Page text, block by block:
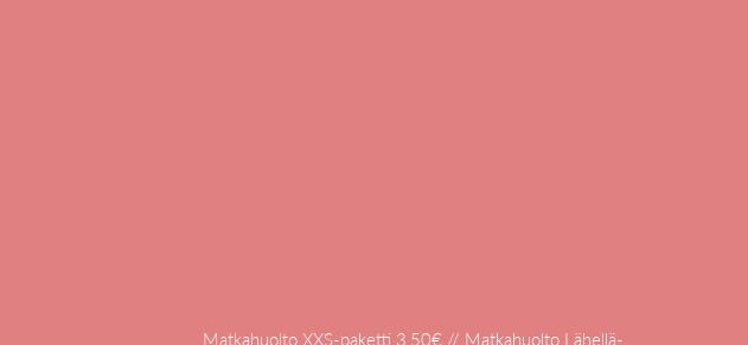
Matkahuolto XXS-paketti 3,50€ // Matkahuolto Lähellä-